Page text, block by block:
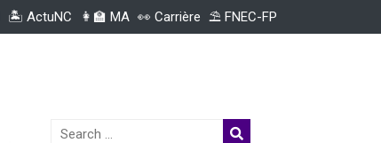
🏝️ ActuNC 👩‍🏫 MA 👀 Carrière ⛱️ FNEC-FP
Search